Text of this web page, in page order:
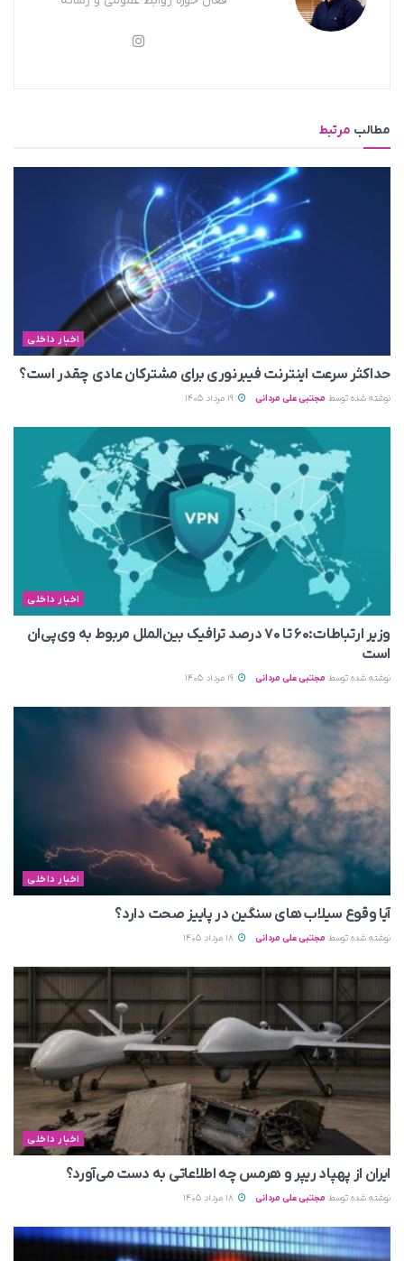
مطالب مرتبط
اخبار داخلی
حداکثر سرعت اینترنت فیبرنوری برای مشترکان عادی چقدر است؟
نوشته شده توسط مجتبی علی مردانی
اخبار داخلی
وزیر ارتباطات:۶۰ تا ۷۰ درصد ترافیک بین‌الملل مربوط به وی‌پی‌ان
است
نوشته شده توسط مجتبی علی مردانی
اخبار داخلی
آیا وقوع سیلاب های سنگین در پاییز صحت دارد؟
نوشته شده توسط مجتبی علی مردانی
اخبار داخلی
ایران از پهپاد ریپر و هرمس چه اطلاعاتی به دست می‌آورد؟
نوشته شده توسط مجتبی علی مردانی